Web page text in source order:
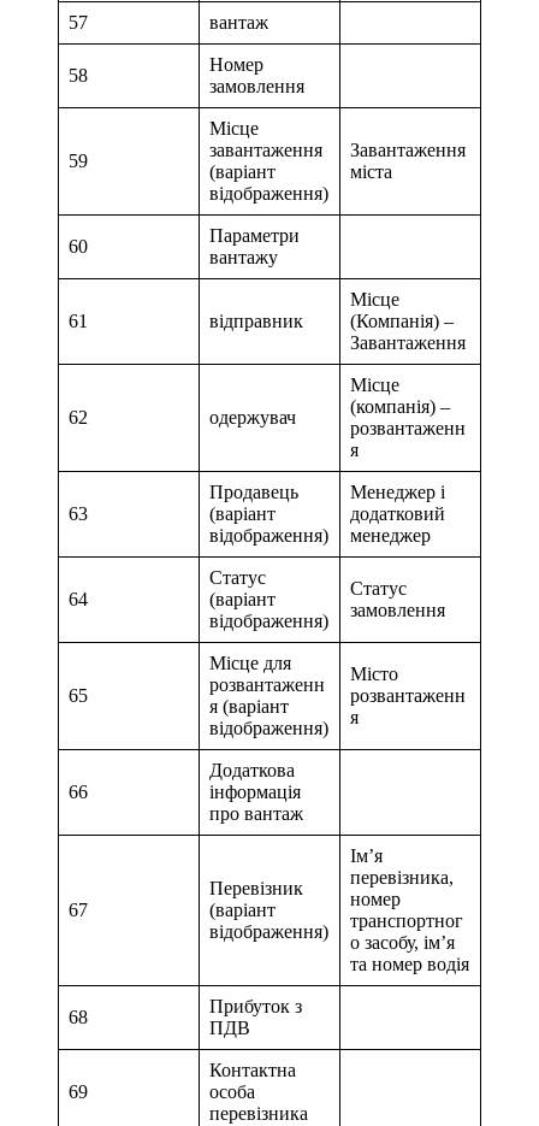
57 вантаж
58
Номер
замовлення
59
Місце
завантаження
(варіант
відображення)
Завантаження
міста
60
Параметри
вантажу
61 відправник
Місце
(Компанія) –
Завантаження
62 одержувач
Місце
(компанія) –
розвантаженн
я
63
Продавець
(варіант
відображення)
Менеджер і
додатковий
менеджер
64
Статус
(варіант
відображення)
Статус
замовлення
65
Місце для
розвантаженн
я (варіант
відображення)
Місто
розвантаженн
я
66
Додаткова
інформація
про вантаж
67
Перевізник
(варіант
відображення)
Ім’я
перевізника,
номер
транспортног
о засобу, ім’я
та номер водія
68
Прибуток з
ПДВ
69
Контактна
особа
перевізника